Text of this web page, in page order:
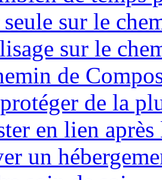
sur le
sur le
de
de la
en lien
un